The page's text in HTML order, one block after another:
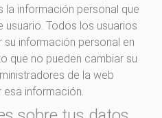
la información personal que
Todos los usuarios
su información personal en
que no pueden cambiar su
de la web
esa información.